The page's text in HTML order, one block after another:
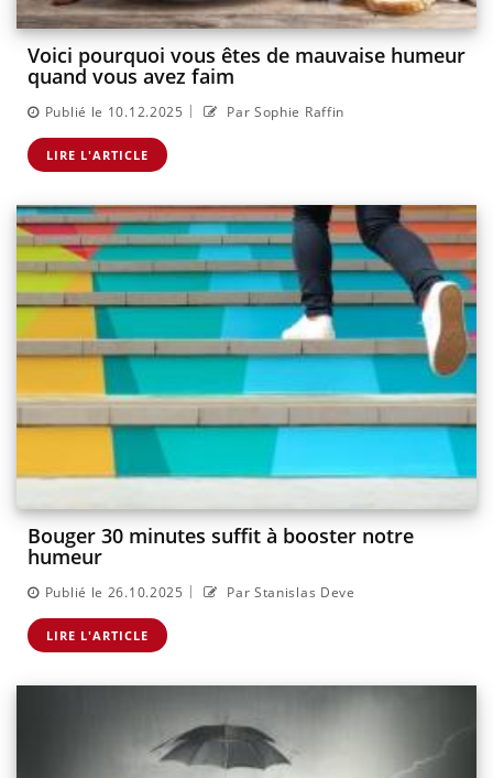
Voici pourquoi vous êtes de mauvaise humeur
quand vous avez faim
Publié le 10.12.2025 | Par Sophie Raffin
LIRE L'ARTICLE
Bouger 30 minutes suffit à booster notre
humeur
Publié le 26.10.2025 | Par Stanislas Deve
LIRE L'ARTICLE